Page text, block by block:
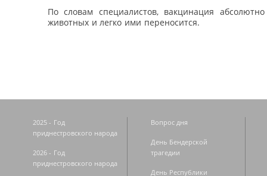
По словам специалистов, вакцинация
животных и легко ими переносится.
2025 - Год
приднестровского народа
2026 - Год
приднестровского народа
Вопрос дня
День Бендерской
трагедии
День Республики